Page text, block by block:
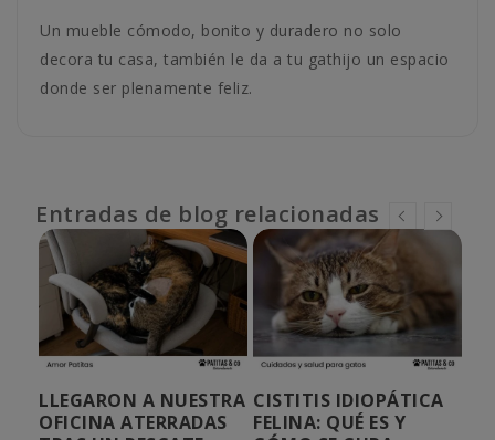
Un mueble cómodo, bonito y duradero no solo
decora tu casa, también le da a tu gathijo un espacio
donde ser plenamente feliz.
Entradas de blog relacionadas
LLEGARON A NUESTRA
OFICINA ATERRADAS
CISTITIS IDIOPÁTICA
FELINA: QUÉ ES Y